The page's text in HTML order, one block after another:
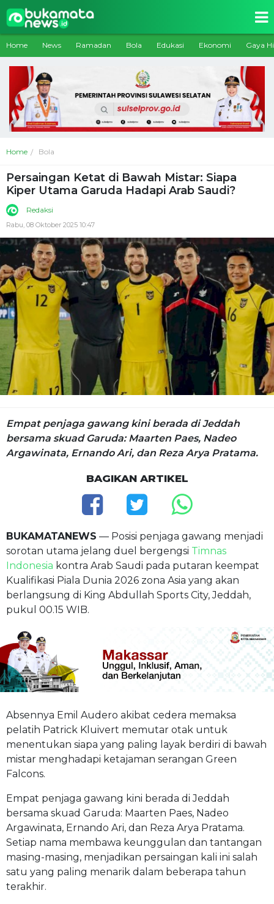
Home News Ramadan Bola Edukasi Ekonomi Gaya
Home Bola
Persaingan Ketat di Bawah Mistar: Siapa
Kiper Utama Garuda Hadapi Arab Saudi?
Redaksi
Rabu, 08 Oktober 2025 10:47
Empat penjaga gawang kini berada di Jeddah
bersama skuad Garuda: Maarten Paes, Nadeo
Argawinata, Ernando Ari, dan Reza Arya Pratama.
BAGIKAN ARTIKEL
BUKAMATANEWS — Posisi penjaga gawang menjadi
sorotan utama jelang duel bergengsi Timnas
Indonesia kontra Arab Saudi pada putaran keempat
Kualifikasi Piala Dunia 2026 zona Asia yang akan
berlangsung di King Abdullah Sports City, Jeddah,
pukul 00.15 WIB.
Absennya Emil Audero akibat cedera memaksa
pelatih Patrick Kluivert memutar otak untuk
menentukan siapa yang paling layak berdiri di bawah
mistar menghadapi ketajaman serangan Green
Falcons.
Empat penjaga gawang kini berada di Jeddah
bersama skuad Garuda: Maarten Paes, Nadeo
Argawinata, Ernando Ari, dan Reza Arya Pratama.
Setiap nama membawa keunggulan dan tantangan
masing-masing, menjadikan persaingan kali ini salah
satu yang paling menarik dalam beberapa tahun
terakhir.